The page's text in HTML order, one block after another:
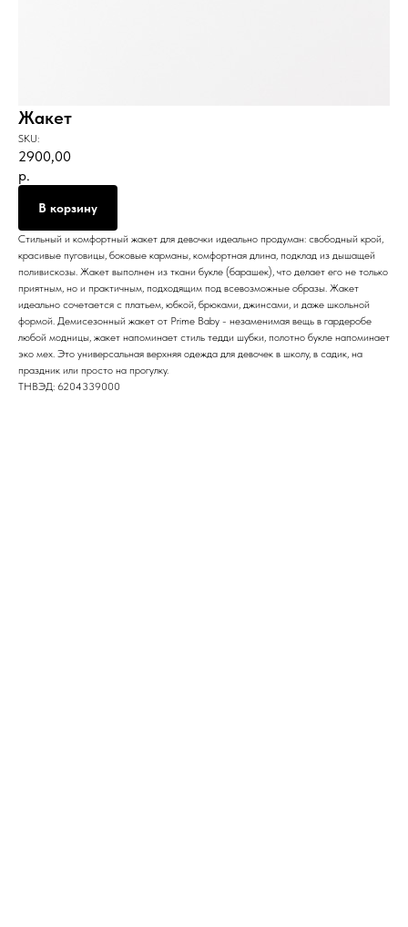
Жакет
SKU:
2900,00
р.
В корзину
Стильный и комфортный жакет для девочки идеально продуман: свободный крой,
красивые пуговицы, боковые карманы, комфортная длина, подклад из дышащей
поливискозы. Жакет выполнен из ткани букле (барашек), что делает его не только
приятным, но и практичным, подходящим под всевозможные образы. Жакет
идеально сочетается с платьем, юбкой, брюками, джинсами, и даже школьной
формой. Демисезонный жакет от Prime Baby - незаменимая вещь в гардеробе
любой модницы, жакет напоминает стиль тедди шубки, полотно букле напоминает
эко мех. Это универсальная верхняя одежда для девочек в школу, в садик, на
праздник или просто на прогулку.
ТНВЭД: 6204339000